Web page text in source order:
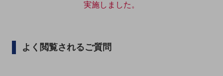
災害対策
実施しました。
よく閲覧されるご質問